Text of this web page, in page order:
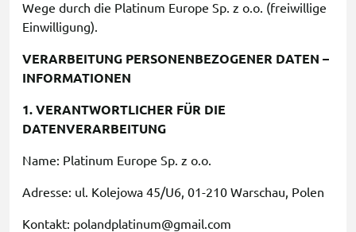
Wege durch die Platinum Europe Sp. z o.o. (freiwillige
Einwilligung).
VERARBEITUNG PERSONENBEZOGENER DATEN –
INFORMATIONEN
1. VERANTWORTLICHER FÜR DIE
DATENVERARBEITUNG
Name: Platinum Europe Sp. z o.o.
Adresse: ul. Kolejowa 45/U6, 01-210 Warschau, Polen
Kontakt: polandplatinum@gmail.com